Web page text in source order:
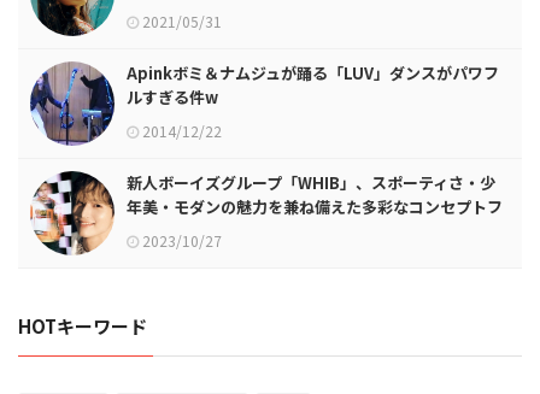
2021/05/31
Apinkボミ＆ナムジュが踊る「LUV」ダンスがパワフ
ルすぎる件w
2014/12/22
新人ボーイズグループ「WHIB」、スポーティさ・少
年美・モダンの魅力を兼ね備えた多彩なコンセプトフ
ォト公開！
2023/10/27
HOTキーワード